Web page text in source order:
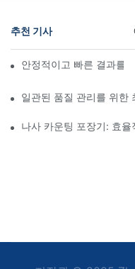
추천 기사
안정적이고 빠른 결과를
일관된 품질 관리를 위한
나사 카운팅 포장기: 효